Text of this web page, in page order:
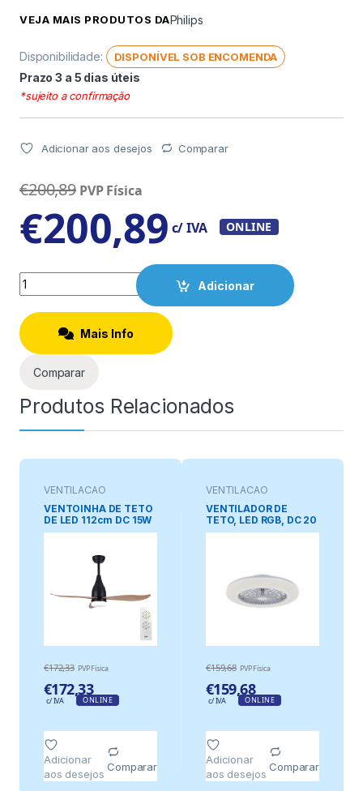
VEJA MAIS PRODUTOS DAPhilips
Disponibilidade: DISPONÍVEL SOB ENCOMENDA
Prazo 3 a 5 dias úteis
*sujeito a confirmação
Adicionar aos desejos Comparar
€200,89 PVP Física
€200,89 c/ IVA ONLINE
Quantity
Adicionar
Mais Info
Comparar
Produtos Relacionados
VENTILAÇAO
VENTOINHA DE TETO
DE LED 112cm DC 15W
+ LUZ 18W 2.190lm
5.000K, 3CCT,
MOD.45dB KATTEGAT
€172,33 PVP Física
€172,33
c/ IVA ONLINE
Adicionar
aos desejos
Comparar
VENTILAÇAO
VENTILADOR DE
TETO, LED RGB, DC 20
W + 40 W, MODELO
€159,68 PVP Física
€159,68
c/ IVA ONLINE
Adicionar
aos desejos
Comparar